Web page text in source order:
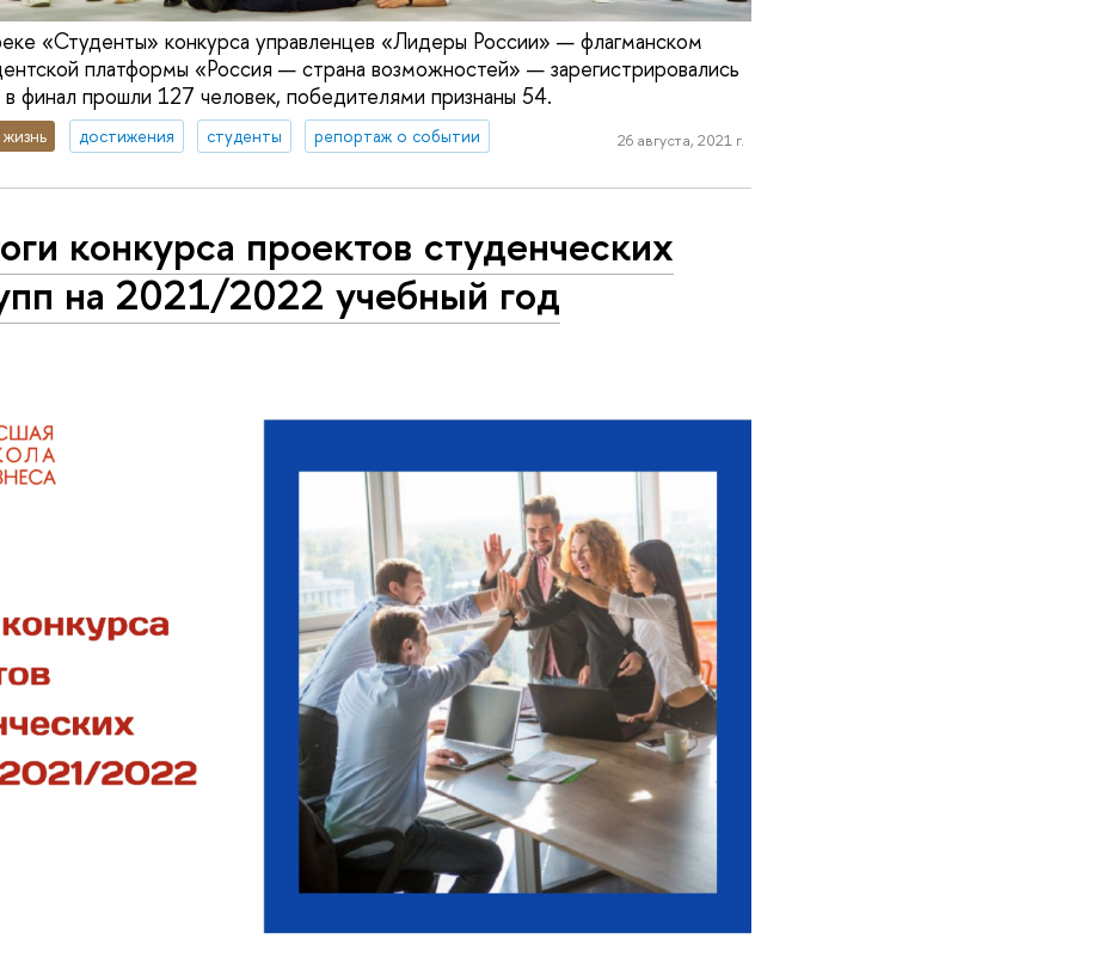
«Студенты» конкурса управленцев «Лидеры России» — флагманском
платформы «Россия — страна возможностей» — зарегистрировались
финал прошли 127 человек, победителями признаны 54.
достижения студенты репортаж о событии 26 августа, 2021 г.
конкурса проектов студенческих
на 2021/2022 учебный год